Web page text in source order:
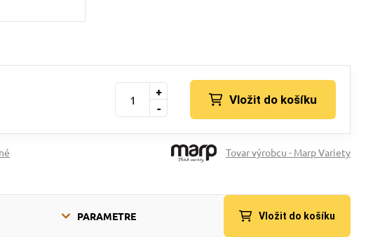
-
+
Vložit do košíku
Tovar výrobcu - Marp Variety
PARAMETRE Vložit do košíku